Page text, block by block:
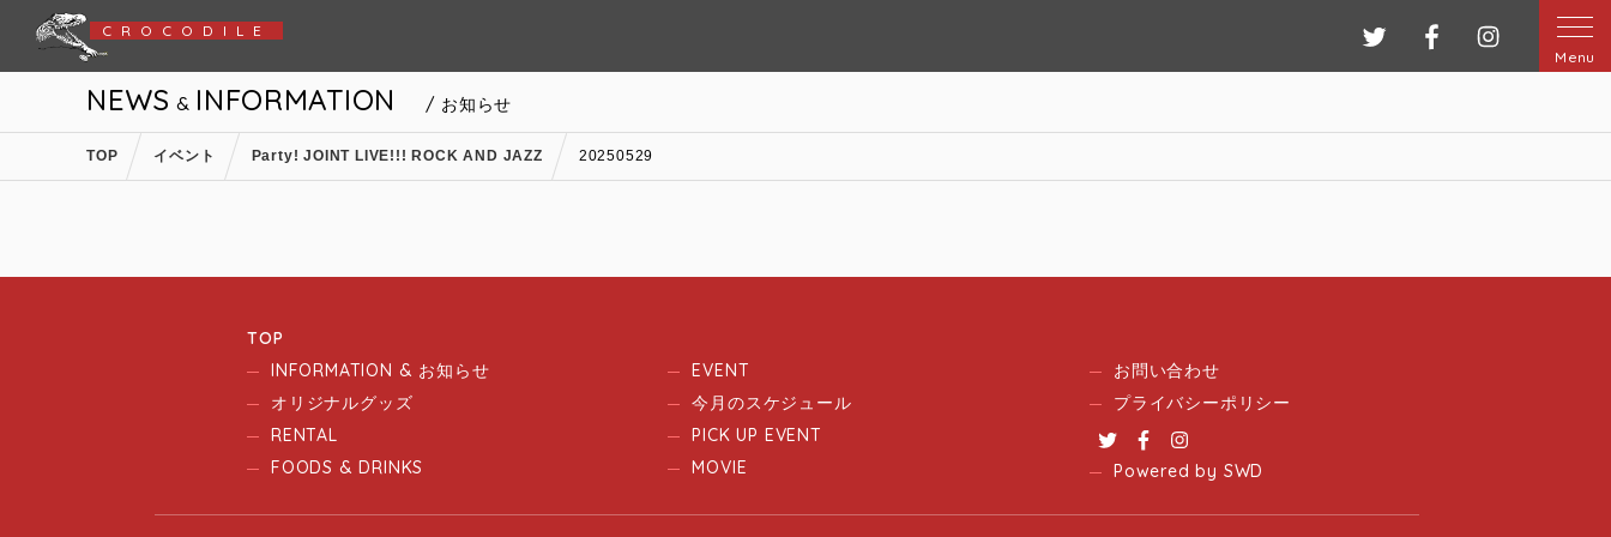
CROCODILE ツイッターフェイスブック
インスタグ
Menu
NEWS & INFORMATION / お知らせ
TOP イベント Party! JOINT LIVE!!! ROCK AND JAZZ 20250529
TOP
INFORMATION & お知らせ
オリジナルグッズ
RENTAL
FOODS & DRINKS
EVENT
今月のスケジュール
PICK UP EVENT
MOVIE
お問い合わせ
プライバシーポリシー
TwitterFacebook
Powered by SWD